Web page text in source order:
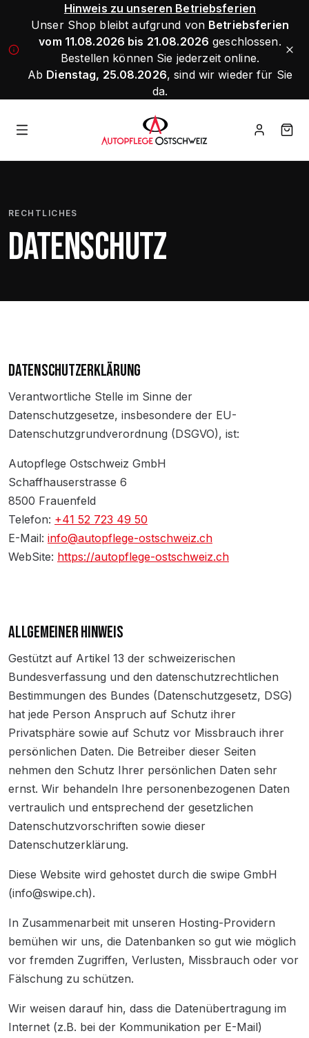
Hinweis zu unseren Betriebsferien
Unser Shop bleibt aufgrund von Betriebsferien
vom 11.08.2026 bis 21.08.2026 geschlossen.
Bestellen können Sie jederzeit online.
Ab Dienstag, 25.08.2026, sind wir wieder für Sie
da.
RECHTLICHES
DATENSCHUTZ
DATENSCHUTZERKLÄRUNG
Verantwortliche Stelle im Sinne der
Datenschutzgesetze, insbesondere der EU-
Datenschutzgrundverordnung (DSGVO), ist:
Autopflege Ostschweiz GmbH
Schaffhauserstrasse 6
8500 Frauenfeld
Telefon: +41 52 723 49 50
E-Mail: info@autopflege-ostschweiz.ch
WebSite: https://autopflege-ostschweiz.ch
ALLGEMEINER HINWEIS
Gestützt auf Artikel 13 der schweizerischen
Bundesverfassung und den datenschutzrechtlichen
Bestimmungen des Bundes (Datenschutzgesetz, DSG)
hat jede Person Anspruch auf Schutz ihrer
Privatsphäre sowie auf Schutz vor Missbrauch ihrer
persönlichen Daten. Die Betreiber dieser Seiten
nehmen den Schutz Ihrer persönlichen Daten sehr
ernst. Wir behandeln Ihre personenbezogenen Daten
vertraulich und entsprechend der gesetzlichen
Datenschutzvorschriften sowie dieser
Datenschutzerklärung.
Diese Website wird gehostet durch die swipe GmbH
(info@swipe.ch).
In Zusammenarbeit mit unseren Hosting-Providern
bemühen wir uns, die Datenbanken so gut wie möglich
vor fremden Zugriffen, Verlusten, Missbrauch oder vor
Fälschung zu schützen.
Wir weisen darauf hin, dass die Datenübertragung im
Internet (z.B. bei der Kommunikation per E-Mail)